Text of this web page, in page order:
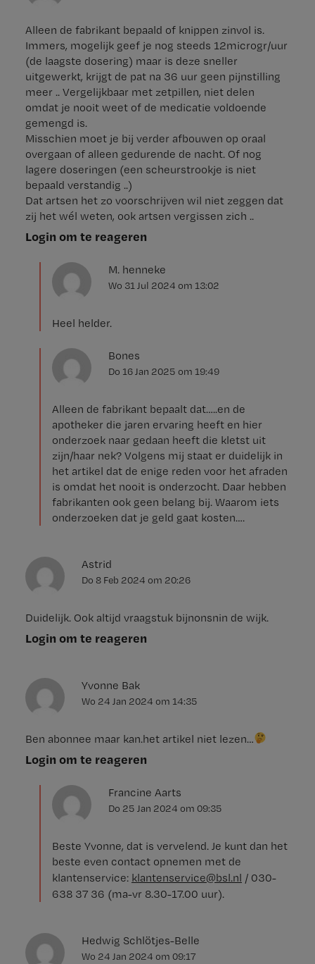
Alleen de fabrikant bepaald of knippen zinvol is.
Immers, mogelijk geef je nog steeds 12microgr/uur
(de laagste dosering) maar is deze sneller
uitgewerkt, krijgt de pat na 36 uur geen pijnstilling
meer .. Vergelijkbaar met zetpillen, niet delen
omdat je nooit weet of de medicatie voldoende
gemengd is.
Misschien moet je bij verder afbouwen op oraal
overgaan of alleen gedurende de nacht. Of nog
lagere doseringen (een scheurstrookje is niet
bepaald verstandig ..)
Dat artsen het zo voorschrijven wil niet zeggen dat
zij het wél weten, ook artsen vergissen zich ..
Login om te reageren
M. henneke
Wo 31 Jul 2024 om 13:02
Heel helder.
Bones
Do 16 Jan 2025 om 19:49
Alleen de fabrikant bepaalt dat…..en de
apotheker die jaren ervaring heeft en hier
onderzoek naar gedaan heeft die kletst uit
zijn/haar nek? Volgens mij staat er duidelijk in
het artikel dat de enige reden voor het afraden
is omdat het nooit is onderzocht. Daar hebben
fabrikanten ook geen belang bij. Waarom iets
onderzoeken dat je geld gaat kosten….
Astrid
Do 8 Feb 2024 om 20:26
Duidelijk. Ook altijd vraagstuk bijnonsnin de wijk.
Login om te reageren
Yvonne Bak
Wo 24 Jan 2024 om 14:35
Ben abonnee maar kan.het artikel niet lezen…
Login om te reageren
Francine Aarts
Do 25 Jan 2024 om 09:35
Beste Yvonne, dat is vervelend. Je kunt dan het
beste even contact opnemen met de
klantenservice: klantenservice@bsl.nl / 030-
638 37 36 (ma-vr 8.30-17.00 uur).
Hedwig Schlötjes-Belle
Wo 24 Jan 2024 om 09:17